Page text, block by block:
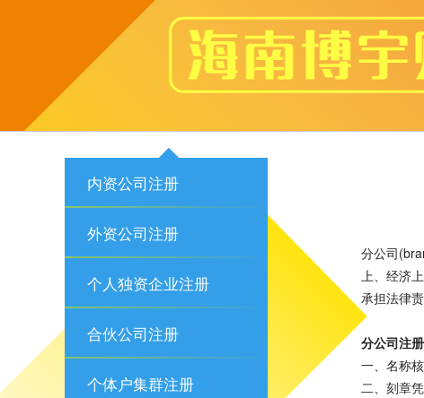
内资公司注册
外资公司注册
个人独资企业注册
合伙公司注册
个体户集群注册
分公司
上、经济
承担法律责
分公司注
一、名称
二、刻章